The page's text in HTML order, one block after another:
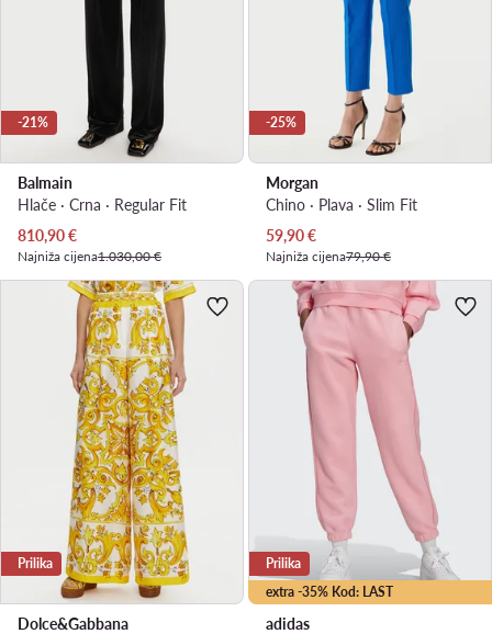
-21%
Balmain
Hlače · Crna · Regular Fit
Trenutna cijena
810,90€
Najniža cijena1.030,00 €
-25%
Morgan
Chino · Plava · Slim Fit
Trenutna cijena
59,90€
Najniža cijena79,90 €
Prilika
Dolce&Gabbana
extra -35% Kod: LAST
Prilika
adidas